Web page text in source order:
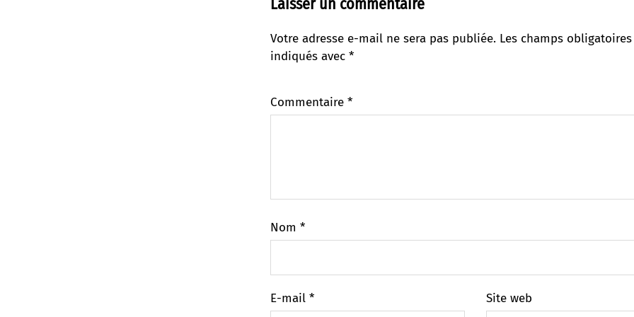
Laisser un commentaire
Votre adresse e-mail ne sera pas publiée. Les champs
indiqués avec *
Commentaire *
Nom *
E-mail * Site web